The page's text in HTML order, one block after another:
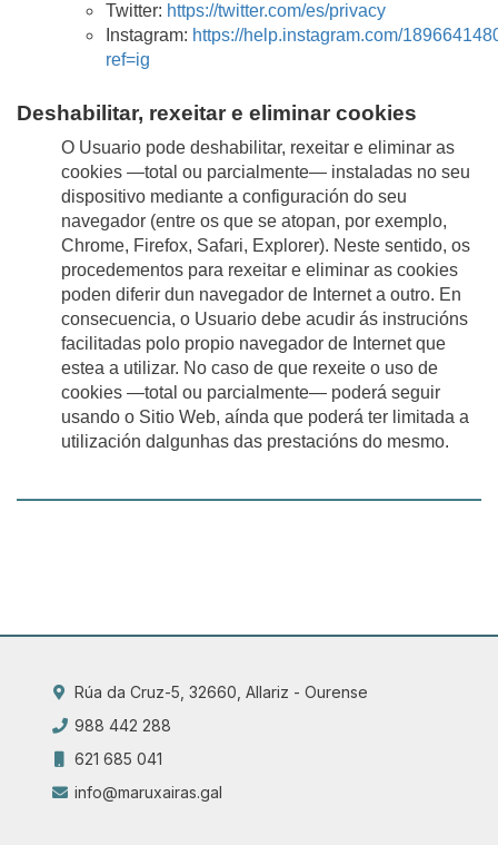
Twitter: https://twitter.com/es/privacy
Instagram: https://help.instagram.com/
ref=ig
Deshabilitar, rexeitar e eliminar cookies
O Usuario pode deshabilitar, rexeitar e eliminar as
cookies —total ou parcialmente— instaladas no seu
dispositivo mediante a configuración do seu
navegador (entre os que se atopan, por exemplo,
Chrome, Firefox, Safari, Explorer). Neste sentido, os
procedementos para rexeitar e eliminar as cookies
poden diferir dun navegador de Internet a outro. En
consecuencia, o Usuario debe acudir ás instrucións
facilitadas polo propio navegador de Internet que
estea a utilizar. No caso de que rexeite o uso de
cookies —total ou parcialmente— poderá seguir
usando o Sitio Web, aínda que poderá ter limitada a
utilización dalgunhas das prestacións do mesmo.
Rúa da Cruz-5, 32660, Allariz - Ourense
988 442 288
621 685 041
info@maruxairas.gal